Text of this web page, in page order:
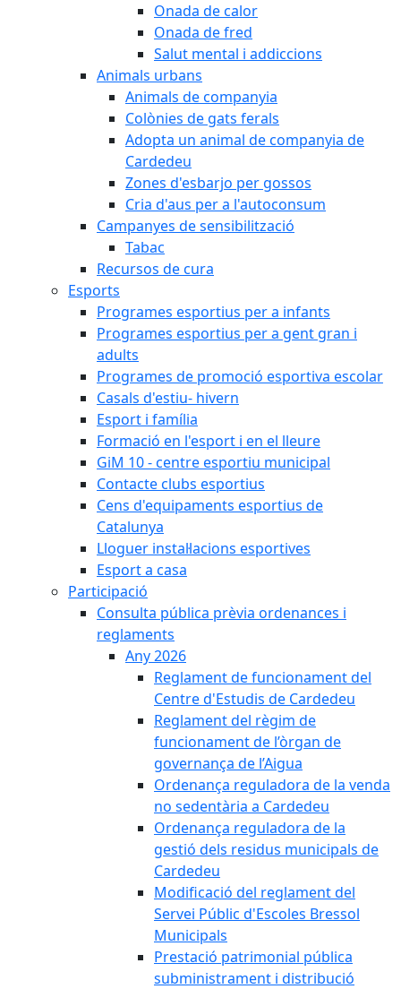
Onada de calor
Onada de fred
Salut mental i addiccions
Animals urbans
Animals de companyia
Colònies de gats ferals
Adopta un animal de companyia de
Cardedeu
Zones d'esbarjo per gossos
Cria d'aus per a l'autoconsum
Campanyes de sensibilització
Tabac
Recursos de cura
Esports
Programes esportius per a infants
Programes esportius per a gent gran i
adults
Programes de promoció esportiva escolar
Casals d'estiu- hivern
Esport i família
Formació en l'esport i en el lleure
GiM 10 - centre esportiu municipal
Contacte clubs esportius
Cens d'equipaments esportius de
Catalunya
Lloguer instal·lacions esportives
Esport a casa
Participació
Consulta pública prèvia ordenances i
reglaments
Any 2026
Reglament de funcionament del
Centre d'Estudis de Cardedeu
Reglament del règim de
funcionament de l’òrgan de
governança de l’Aigua
Ordenança reguladora de la venda
no sedentària a Cardedeu
Ordenança reguladora de la
gestió dels residus municipals de
Cardedeu
Modificació del reglament del
Servei Públic d'Escoles Bressol
Municipals
Prestació patrimonial pública
subministrament i distribució